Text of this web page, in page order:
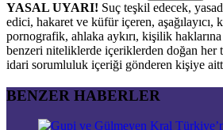
YASAL UYARI! Suç teşkil edecek,
edici, hakaret ve küfür içeren, aşağılayıcı,
pornografik, ahlaka aykırı, kişilik
benzeri niteliklerde içeriklerden doğan her
idari sorumluluk içeriği gönderen kişiye
BENZER HABERLER